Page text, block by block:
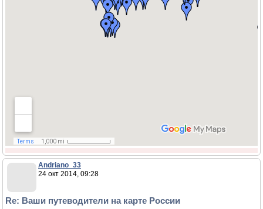
Andriano_33
24 окт 2014, 09:28
Re: Ваши путеводители на карте России